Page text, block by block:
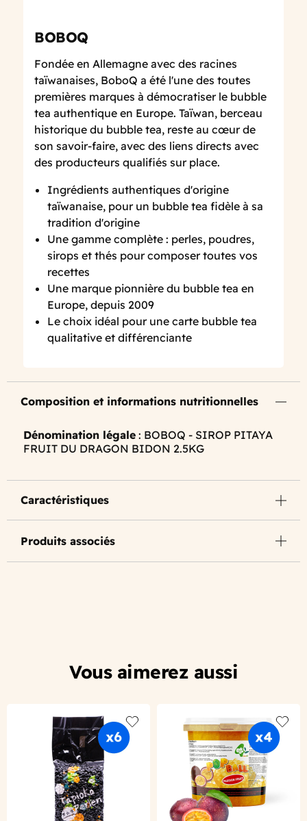
BOBOQ
Fondée en Allemagne avec des racines
taïwanaises, BoboQ a été l'une des toutes
premières marques à démocratiser le bubble
tea authentique en Europe. Taïwan, berceau
historique du bubble tea, reste au cœur de
son savoir-faire, avec des liens directs avec
des producteurs qualifiés sur place.
Ingrédients authentiques d'origine
taïwanaise, pour un bubble tea fidèle à sa
tradition d'origine
Une gamme complète : perles, poudres,
sirops et thés pour composer toutes vos
recettes
Une marque pionnière du bubble tea en
Europe, depuis 2009
Le choix idéal pour une carte bubble tea
qualitative et différenciante
Composition et informations nutritionnelles
Dénomination légale : BOBOQ - SIROP PITAYA
FRUIT DU DRAGON BIDON 2.5KG
Caractéristiques
Produits associés
Vous aimerez aussi
Add to wishlist Add